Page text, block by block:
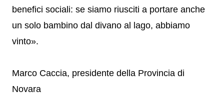
benefici sociali: se siamo riusciti a portare anche
un solo bambino dal divano al lago, abbiamo
vinto».
Marco Caccia, presidente della Provincia di
Novara